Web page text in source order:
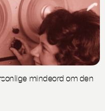
mindeord om den